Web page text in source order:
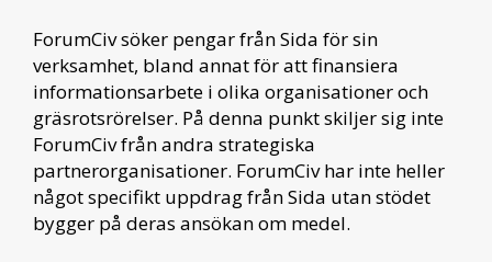
ForumCiv söker pengar från Sida för sin
verksamhet, bland annat för att finansiera
informationsarbete i olika organisationer och
gräsrotsrörelser. På denna punkt skiljer sig inte
ForumCiv från andra strategiska
partnerorganisationer. ForumCiv har inte heller
något specifikt uppdrag från Sida utan stödet
bygger på deras ansökan om medel.